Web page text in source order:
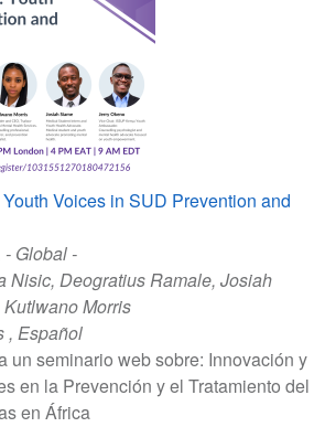
Voices in SUD Prevention and
Global -
Nisic, Deogratius Ramale, Josiah
Kutlwano Morris
, Español
un seminario web sobre: Innovación y
en la Prevención y el Tratamiento del
en África